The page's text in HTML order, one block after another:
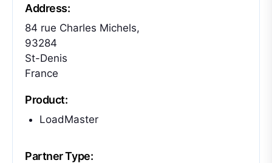
Address:
84 rue Charles Michels,
93284
St-Denis
France
Product:
LoadMaster
Partner Type: